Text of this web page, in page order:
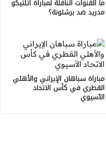
ما القنوات الناقلة لمباراة أتلتيكو
مدريد ضد برشلونة؟
مباراة سباهان الإيراني والأهلي
القطري في كأس الاتحاد
الآسيوي